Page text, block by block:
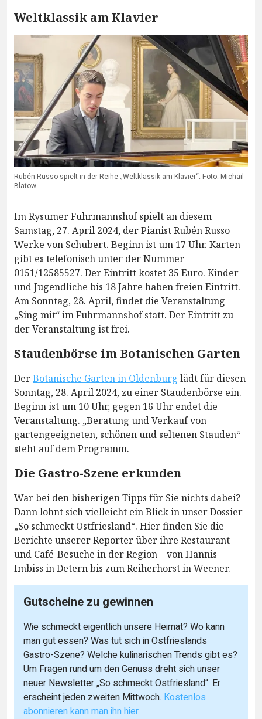
Weltklassik am Klavier
Rubén Russo spielt in der Reihe „Weltklassik am Klavier“. Foto: Michail
Blatow
Im Rysumer Fuhrmannshof spielt an diesem
Samstag, 27. April 2024, der Pianist Rubén Russo
Werke von Schubert. Beginn ist um 17 Uhr. Karten
gibt es telefonisch unter der Nummer
0151/12585527. Der Eintritt kostet 35 Euro. Kinder
und Jugendliche bis 18 Jahre haben freien Eintritt.
Am Sonntag, 28. April, findet die Veranstaltung
„Sing mit“ im Fuhrmannshof statt. Der Eintritt zu
der Veranstaltung ist frei.
Staudenbörse im Botanischen Garten
DerBotanische Garten in Oldenburg lädt für diesen
Sonntag, 28. April 2024, zu einer Staudenbörse ein.
Beginn ist um 10 Uhr, gegen 16 Uhr endet die
Veranstaltung. „Beratung und Verkauf von
gartengeeigneten, schönen und seltenen Stauden“
steht auf dem Programm.
Die Gastro-Szene erkunden
War bei den bisherigen Tipps für Sie nichts dabei?
Dann lohnt sich vielleicht ein Blick in unser Dossier
„So schmeckt Ostfriesland“. Hier finden Sie die
Berichte unserer Reporter über ihre Restaurant-
und Café-Besuche in der Region – von Hannis
Imbiss in Detern bis zum Reiherhorst in Weener.
Gutscheine zu gewinnen
Wie schmeckt eigentlich unsere Heimat? Wo kann
man gut essen? Was tut sich in Ostfrieslands
Gastro-Szene? Welche kulinarischen Trends gibt es?
Um Fragen rund um den Genuss dreht sich unser
neuer Newsletter „So schmeckt Ostfriesland“. Er
erscheint jeden zweiten Mittwoch. Kostenlos
abonnieren kann man ihn hier.